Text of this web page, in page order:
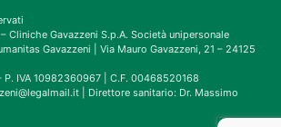
– Cliniche Gavazzeni S.p.A. Società unipersonale
Gavazzeni | Via Mauro Gavazzeni, 21 – 24125
P. IVA 10982360967 | C.F. 00468520168
| Direttore sanitario: Dr. Massimo